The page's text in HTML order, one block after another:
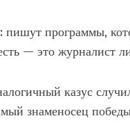
программы,
— это журналист
казус
знаменосец